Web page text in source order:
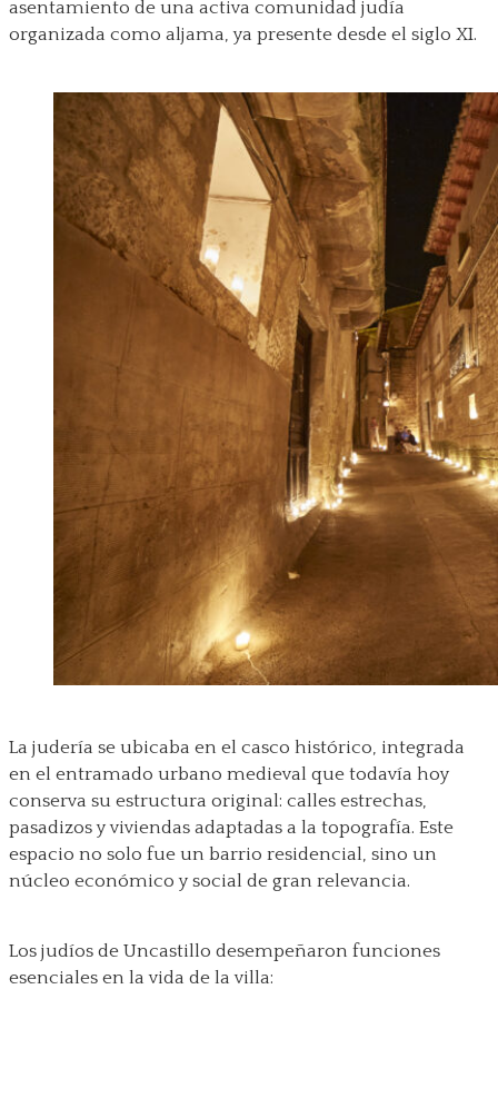
asentamiento de una activa comunidad judía
organizada como aljama, ya presente desde el siglo XI.
La judería se ubicaba en el casco histórico, integrada
en el entramado urbano medieval que todavía hoy
conserva su estructura original: calles estrechas,
pasadizos y viviendas adaptadas a la topografía. Este
espacio no solo fue un barrio residencial, sino un
núcleo económico y social de gran relevancia.
Los judíos de Uncastillo desempeñaron funciones
esenciales en la vida de la villa: